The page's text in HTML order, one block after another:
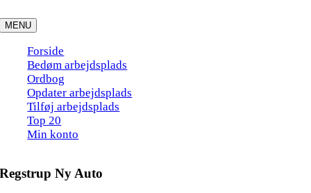
to
content
MENU
Forside
Bedøm arbejdsplads
Ordbog
Opdater arbejdsplads
Tilføj arbejdsplads
Top 20
Min konto
Regstrup Ny Auto